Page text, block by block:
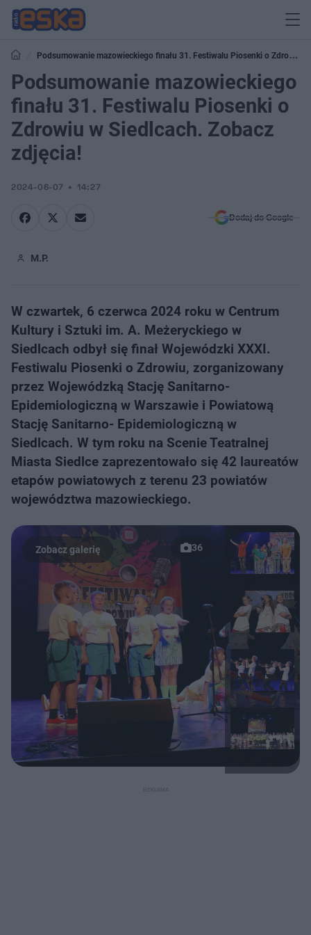
Podsumowanie mazowieckiego finału 31. Festiwalu Piosenki o Zdrowiu
w Siedlcach. Zobacz zdjęcia!
Podsumowanie mazowieckiego
finału 31. Festiwalu Piosenki o
Zdrowiu w Siedlcach. Zobacz
zdjęcia!
2024-06-07 14:27
Dodaj do Google
M.P.
W czwartek, 6 czerwca 2024 roku w Centrum
Kultury i Sztuki im. A. Meżeryckiego w
Siedlcach odbył się finał Wojewódzki XXXI.
Festiwalu Piosenki o Zdrowiu, zorganizowany
przez Wojewódzką Stację Sanitarno-
Epidemiologiczną w Warszawie i Powiatową
Stację Sanitarno- Epidemiologiczną w
Siedlcach. W tym roku na Scenie Teatralnej
Miasta Siedlce zaprezentowało się 42 laureatów
etapów powiatowych z terenu 23 powiatów
województwa mazowieckiego.
36